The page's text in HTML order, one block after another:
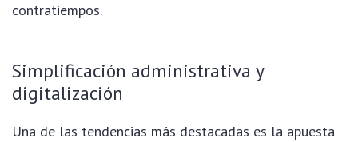
contratiempos.
Simplificación administrativa y
digitalización
Una de las tendencias más destacadas es la apuesta